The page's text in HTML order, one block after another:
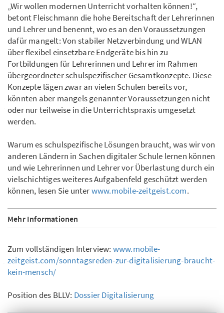
„Wir wollen modernen Unterricht vorhalten können!“,
betont Fleischmann die hohe Bereitschaft der Lehrerinnen
und Lehrer und benennt, wo es an den Voraussetzungen
dafür mangelt: Von stabiler Netzverbindung und WLAN
über flexibel einsetzbare Endgeräte bis hin zu
Fortbildungen für Lehrerinnen und Lehrer im Rahmen
übergeordneter schulspezifischer Gesamtkonzepte. Diese
Konzepte lägen zwar an vielen Schulen bereits vor,
könnten aber mangels genannter Voraussetzungen nicht
oder nur teilweise in die Unterrichtspraxis umgesetzt
werden.
Warum es schulspezifische Lösungen braucht, was wir von
anderen Ländern in Sachen digitaler Schule lernen können
und wie Lehrerinnen und Lehrer vor Überlastung durch ein
vielschichtiges weiteres Aufgabenfeld geschützt werden
können, lesen Sie unterwww.mobile-zeitgeist.com.
Mehr Informationen
Zum vollständigen Interview: www.mobile-
zeitgeist.com/sonntagsreden-zur-digitalisierung-braucht-
kein-mensch/
Position des BLLV: Dossier Digitalisierung